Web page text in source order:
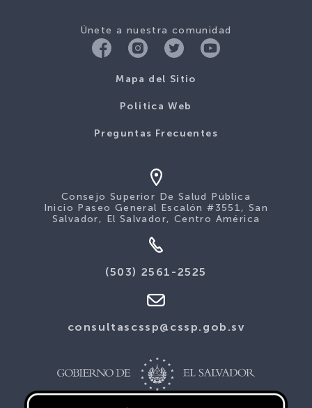
Únete a nuestra comunidad
Mapa del Sitio
Politica Web
Preguntas Frecuentes
Consejo Superior De Salud Pública
Inicio Paseo General Escalón #3551, San
Salvador, El Salvador, Centro América
(503) 2561-2525
consultascssp@cssp.gob.sv